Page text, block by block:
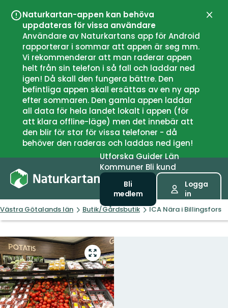
Naturkartan-appen kan behöva
uppdateras för vissa användare
Användare av Naturkartans app för Android
rapporterar i sommar att appen är seg mm.
Vi rekommenderar att man raderar appen
helt från sin telefon i så fall och laddar ned
igen! Då skall den fungera bättre. Den
befintliga appen skall ersättas av en ny app
efter sommaren. Den gamla appen laddar
all data för hela landet lokalt i appen (för
att klara offline-läge) men det innebär att
den blir för stor för vissa telefoner - då
behöver den raderas och laddas ned igen!
UtforskaGuiderLän
Kommuner Bli kund
Bli
medlem
Logga
in
Västra Götalands län Butik/Gårdsbutik ICA Nära i Billingsfors
Gå
till
helskärmsläge